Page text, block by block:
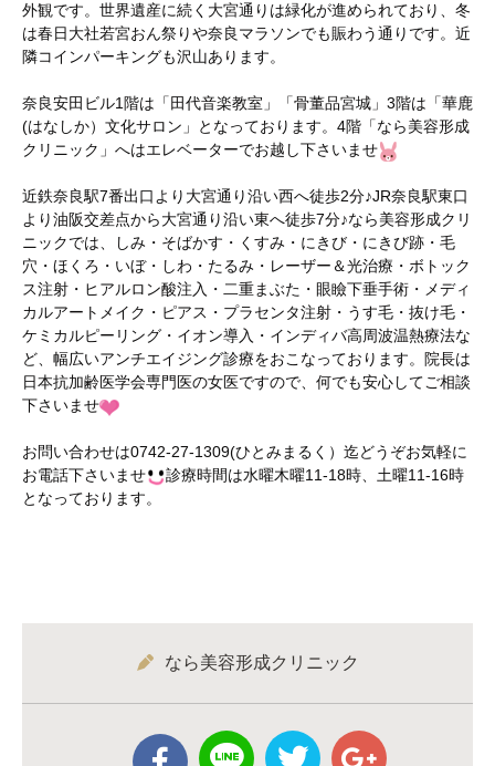
外観です。世界遺産に続く大宮通りは緑化が進められており、冬
は春日大社若宮おん祭りや奈良マラソンでも賑わう通りです。近
隣コインパーキングも沢山あります。
奈良安田ビル1階は「田代音楽教室」「骨董品宮城」3階は「華鹿
(はなしか）文化サロン」となっております。4階「なら美容形成
クリニック」へはエレベーターでお越し下さいませ
近鉄奈良駅7番出口より大宮通り沿い西へ徒歩2分♪JR奈良駅東口
より油阪交差点から大宮通り沿い東へ徒歩7分♪なら美容形成クリ
ニックでは、しみ・そばかす・くすみ・にきび・にきび跡・毛
穴・ほくろ・いぼ・しわ・たるみ・レーザー＆光治療・ボトック
ス注射・ヒアルロン酸注入・二重まぶた・眼瞼下垂手術・メディ
カルアートメイク・ピアス・プラセンタ注射・うす毛・抜け毛・
ケミカルピーリング・イオン導入・インディバ高周波温熱療法な
ど、幅広いアンチエイジング診療をおこなっております。院長は
日本抗加齢医学会専門医の女医ですので、何でも安心してご相談
下さいませ
お問い合わせは0742-27-1309(ひとみまるく）迄どうぞお気軽に
お電話下さいませ
診療時間は水曜木曜11-18時、土曜11-16時
となっております。
なら美容形成クリニック